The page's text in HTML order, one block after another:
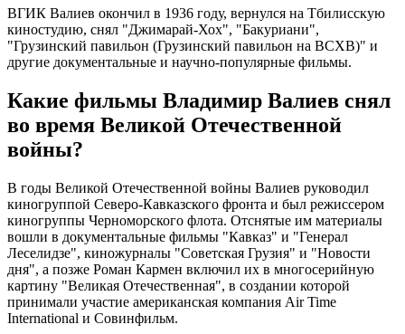
ВГИК Валиев окончил в 1936 году, вернулся на Тбилисскую
киностудию, снял "Джимарай-Хох", "Бакуриани",
"Грузинский павильон (Грузинский павильон на ВСХВ)" и
другие документальные и научно-популярные фильмы.
Какие фильмы Владимир Валиев снял
во время Великой Отечественной
войны?
В годы Великой Отечественной войны Валиев руководил
киногруппой Северо-Кавказского фронта и был режиссером
киногруппы Черноморского флота. Отснятые им материалы
вошли в документальные фильмы "Кавказ" и "Генерал
Леселидзе", киножурналы "Советская Грузия" и "Новости
дня", а позже Роман Кармен включил их в многосерийную
картину "Великая Отечественная", в создании которой
принимали участие американская компания Air Time
International и Совинфильм.